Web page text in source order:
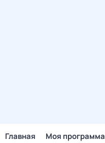
Главная Моя программа